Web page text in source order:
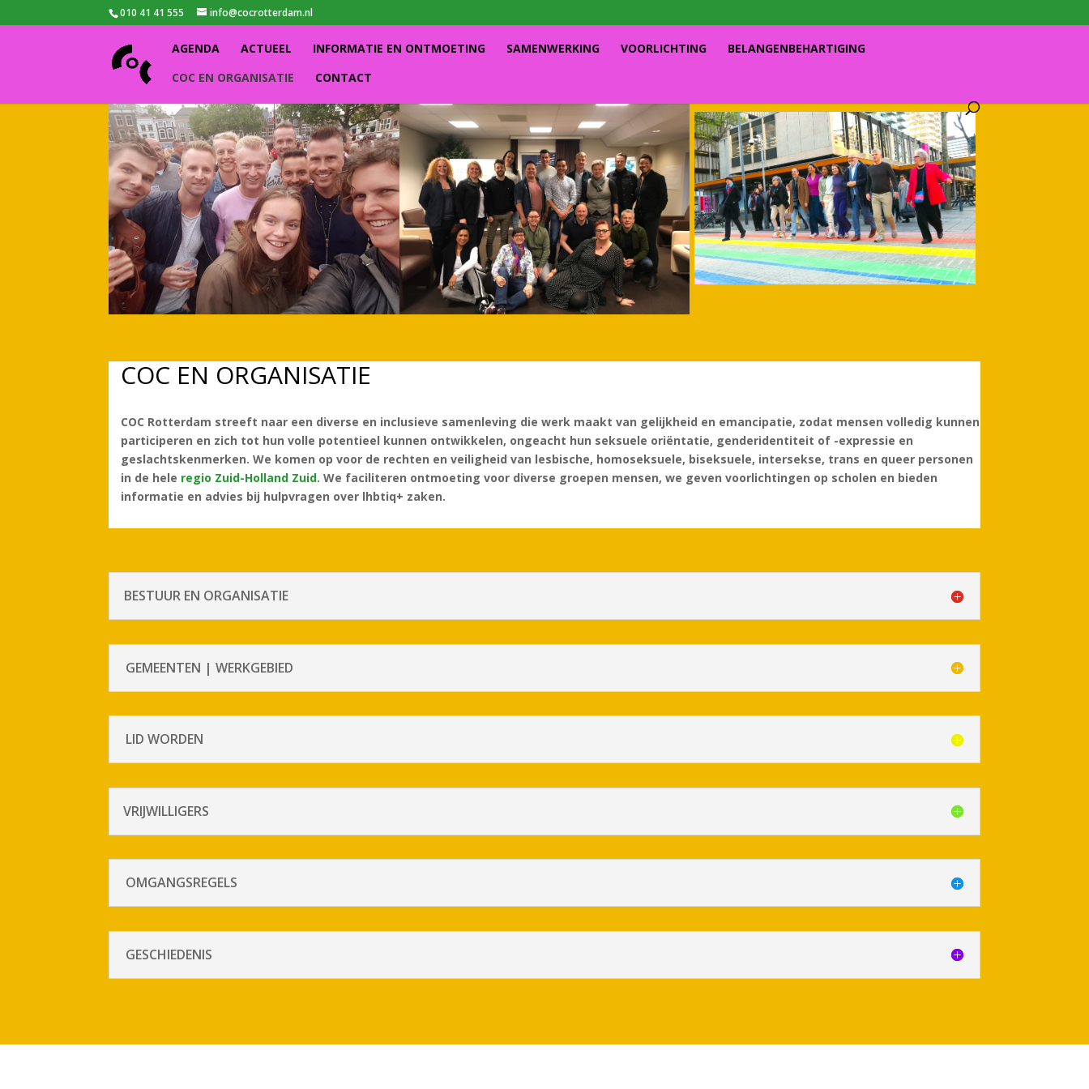
010 41 41 555 info@cocrotterdam.nl
AGENDA ACTUEEL INFORMATIE EN ONTMOETING SAMENWERKING VOORLICHTING
BELANGENBEHARTIGING
COC EN ORGANISATIE
CONTACT
COC EN ORGANISATIE
COC Rotterdam streeft naar een diverse en inclusieve samenleving die werk maakt van gelijkheid en emancipatie, zodat mensen volledig kunnen
participeren en zich tot hun volle potentieel kunnen ontwikkelen, ongeacht hun seksuele oriëntatie, genderidentiteit of -expressie en
geslachtskenmerken. We komen op voor de rechten en veiligheid van lesbische, homoseksuele, biseksuele, intersekse, trans en queer personen
in de hele regio Zuid-Holland Zuid. We faciliteren ontmoeting voor diverse groepen mensen, we geven voorlichtingen op scholen en bieden
informatie en advies bij hulpvragen over lhbtiq+ zaken.
BESTUUR EN ORGANISATIE
GEMEENTEN | WERKGEBIED
LID WORDEN
VRIJWILLIGERS
OMGANGSREGELS
GESCHIEDENIS